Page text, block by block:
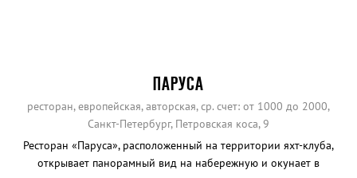
ПАРУСА
ресторан,европейская,авторская, ср. счет: от 1000 до 2000,
Санкт-Петербург, Петровская коса, 9
Ресторан «Паруса», расположенный на территории яхт-клуба,
открывает панорамный вид на набережную и окунает в